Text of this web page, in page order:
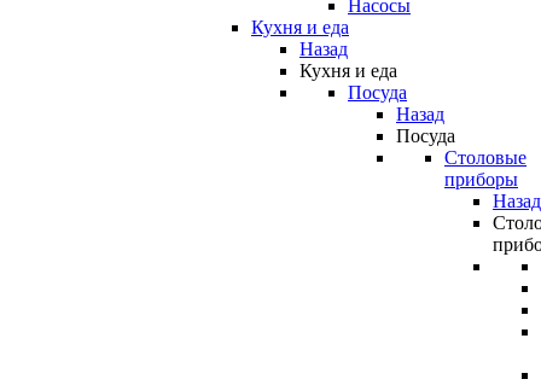
Насосы
Кухня и еда
Назад
Кухня и еда
Посуда
Назад
Посуда
Столовые
приборы
Назад